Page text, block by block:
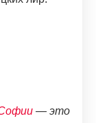
— это